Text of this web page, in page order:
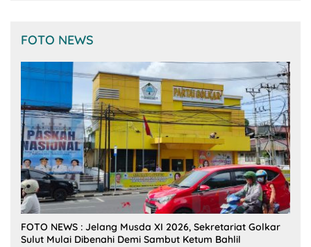
FOTO NEWS
FOTO NEWS : Jelang Musda XI 2026, Sekretariat Golkar
Sulut Mulai Dibenahi Demi Sambut Ketum Bahlil